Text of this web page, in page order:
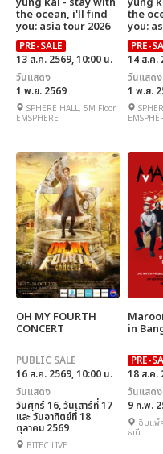
the ocean, i'll find
you: asia tour 2026
PRE-SALE
13 ส.ค. 2569, 10:00 น.
วันแสดง
1 พ.ย. 2569
SPHERE HALL, 5M Floor
EMSPHERE
the
you:
PRE-
14 ส.ค.
วันแสดง
1 พ.ย.
OH MY FOURTH
CONCERT
PUBLIC SALE
16 ส.ค. 2569, 10:00 น.
วันแสดง
วันศุกร์ 16, วันเสาร์ที่ 17
และ วันอาทิตย์ที่ 18
ตุลาคม 2569
BITEC LIVE
in
PRE-
18 ส.ค.
วันแสดง
9 ก.พ.
อิมแพ็
ธานี